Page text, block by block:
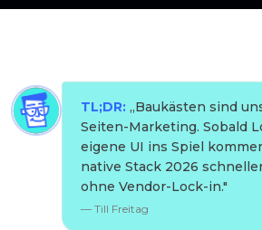
TL;DR: „Baukästen sind
Seiten-Marketing. Sobald
eigene UI ins Spiel
native Stack 2026
ohne Vendor-Lock-in."
— Till Freitag